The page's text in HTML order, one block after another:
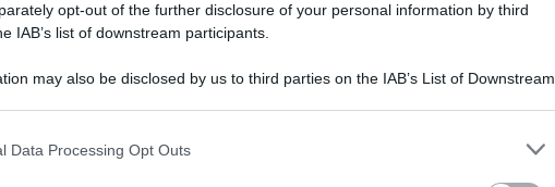
opt-out of the further disclosure of your personal information by third
IAB’s list of downstream participants.
may also be disclosed by us to third parties on the IAB’s List of Downstream
including but not limited to your visit or usage behaviour. You may click to grant or
Data Processing Opt Outs
E non dimenticate di farmi sapere le vostre
siete pronte a scoprire la nuova era della mobilità!